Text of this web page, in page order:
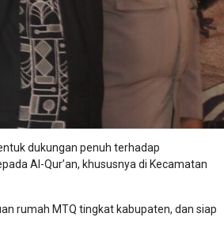
dukungan penuh terhadap
Al-Qur’an, khususnya di Kecamatan
rumah MTQ tingkat kabupaten, dan siap